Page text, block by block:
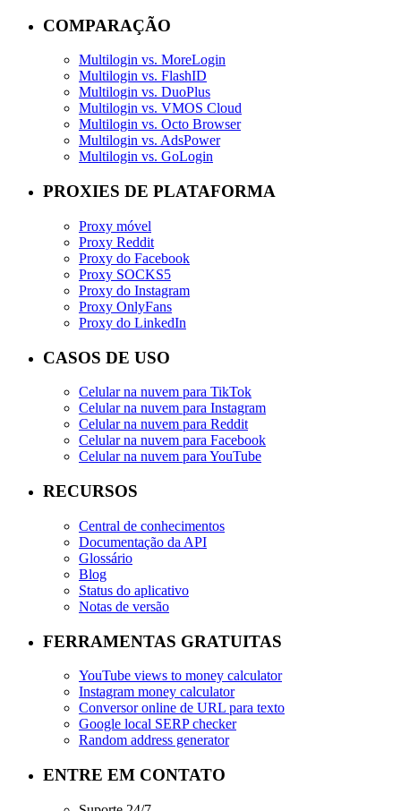
COMPARAÇÃO
Multilogin vs. MoreLogin
Multilogin vs. FlashID
Multilogin vs. DuoPlus
Multilogin vs. VMOS Cloud
Multilogin vs. Octo Browser
Multilogin vs. AdsPower
Multilogin vs. GoLogin
PROXIES DE PLATAFORMA
Proxy móvel
Proxy Reddit
Proxy do Facebook
Proxy SOCKS5
Proxy do Instagram
Proxy OnlyFans
Proxy do LinkedIn
CASOS DE USO
Celular na nuvem para TikTok
Celular na nuvem para Instagram
Celular na nuvem para Reddit
Celular na nuvem para Facebook
Celular na nuvem para YouTube
RECURSOS
Central de conhecimentos
Documentação da API
Glossário
Blog
Status do aplicativo
Notas de versão
FERRAMENTAS GRATUITAS
YouTube views to money calculator
Instagram money calculator
Conversor online de URL para texto
Google local SERP checker
Random address generator
ENTRE EM CONTATO